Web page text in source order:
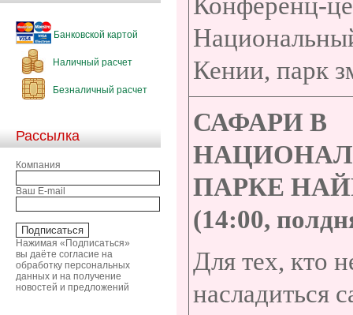
Банковской картой
Наличный расчет
Безналичный расчет
Рассылка
Компания
Ваш E-mail
Нажимая «Подписаться»
вы даёте согласие на
обработку персональных
данных и на получение
новостей и предложений
Кении, парк
САФАРИ В
ПАРКЕ
(14:00,
Для тех, кто
насладиться